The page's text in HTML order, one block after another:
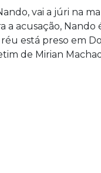
vai a júri na
a acusação, Nando
está preso em
de Mirian